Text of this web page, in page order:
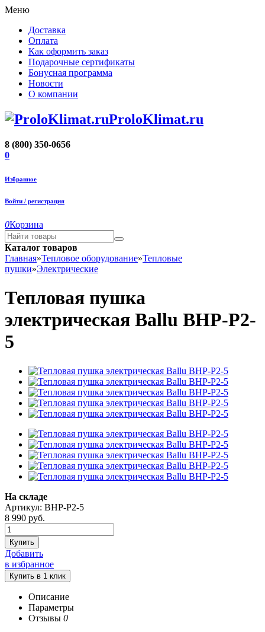
Меню
Доставка
Оплата
Как оформить заказ
Подарочные сертификаты
Бонусная программа
Новости
О компании
ProloKlimat.ru
8 (800) 350-0656
0
Избранное
Войти / регистрация
0Корзина
Каталог товаров
Главная»Тепловое оборудование»Тепловые
пушки»Электрические
Тепловая пушка
электрическая Ballu BHP-P2-
5
На складе
Артикул: BHP-P2-5
8 990 руб.
Купить
Добавить
в избранное
Описание
Параметры
Отзывы 0